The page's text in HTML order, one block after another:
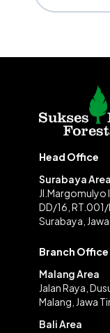
Head Office
Surabaya Area
Jl.Margomulyo
DD/16,
Surabaya,
Branch Office
Malang Area
Jalan Raya,
Malang, Jawa
Bali Area